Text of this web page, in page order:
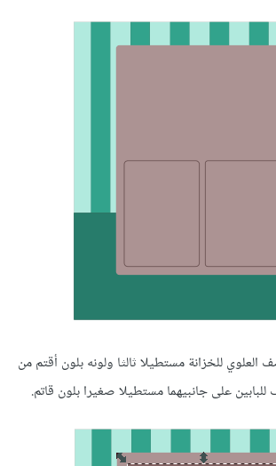
للخزانة مستطيلا ثالثا ولونه بلون أقتم من
للبابين على جانبيهما مستطيلا صغيرا بلون قاتم.